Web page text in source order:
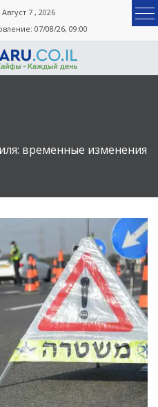
7 , 2026
07/08/26, 09:00
временные изменения